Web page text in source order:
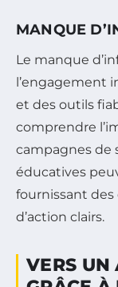
MANQUE
Le manque
l’engagement
et des outils
comprendre
campagnes de
éducatives
fournissant des
d’action clairs.
VERS UN